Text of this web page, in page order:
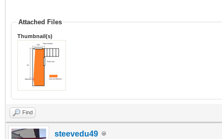
Attached Files
Thumbnail(s)
Find
steevedu49